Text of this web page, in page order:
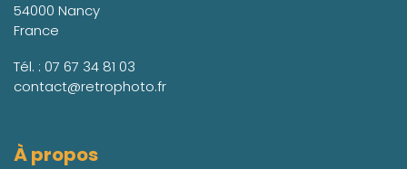
54000 Nancy
France
Tél. : 07 67 34 81 03
contact@retrophoto.fr
À propos